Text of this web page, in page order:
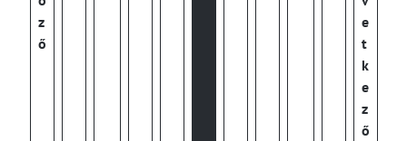
z
ő
e
t
k
e
z
ő